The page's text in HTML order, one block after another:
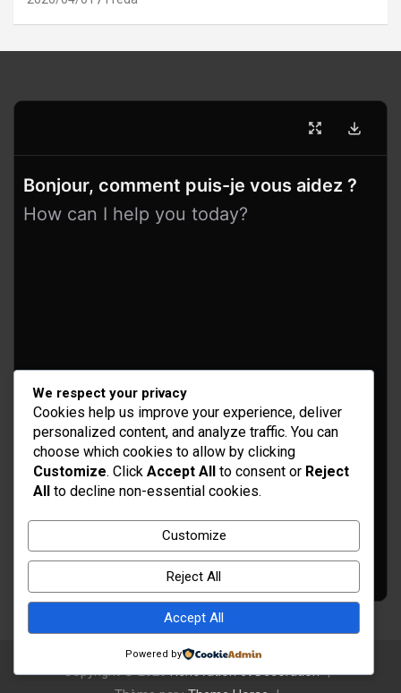
Bonjour, comment puis-je vous aidez ?
How can I help you today?
Idées d’aménagement et déco
Conseil bricolage et jardinage
Choix d'outillage et de matériaux
Copyright © 2026Rénovation et Décoration
We respect your privacy
Cookies help us improve your experience, deliver
personalized content, and analyze traffic. You can
choose which cookies to allow by clicking
Customize. Click Accept All to consent or Reject
All to decline non-essential cookies.
Customize
Reject All
Accept All
Powered by